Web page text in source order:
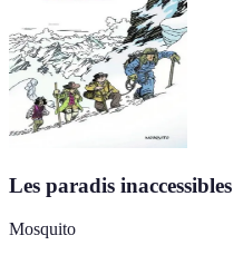
Les paradis inaccessibles
Mosquito